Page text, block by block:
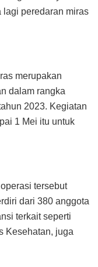
lagi peredaran miras
merupakan
dalam rangka
2023. Kegiatan
1 Mei itu untuk
tersebut
dari 380 anggota
terkait seperti
Kesehatan, juga